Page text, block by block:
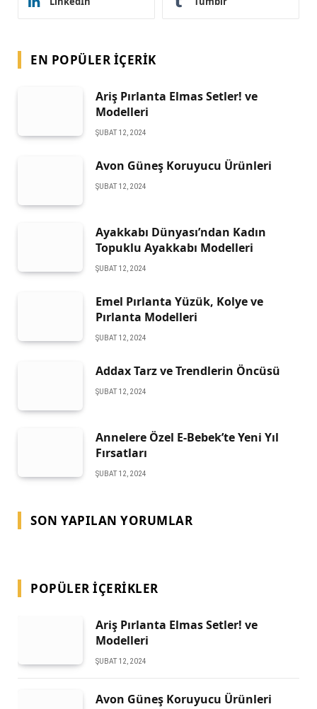
EN POPÜLER İÇERIK
Ariş Pırlanta Elmas Setler! ve
Modelleri
ŞUBAT 12, 2024
Avon Güneş Koruyucu Ürünleri
ŞUBAT 12, 2024
Ayakkabı Dünyası’ndan Kadın
Topuklu Ayakkabı Modelleri
ŞUBAT 12, 2024
Emel Pırlanta Yüzük, Kolye ve
Pırlanta Modelleri
ŞUBAT 12, 2024
Addax Tarz ve Trendlerin Öncüsü
ŞUBAT 12, 2024
Annelere Özel E-Bebek’te Yeni Yıl
Fırsatları
ŞUBAT 12, 2024
SON YAPILAN YORUMLAR
POPÜLER İÇERIKLER
Ariş Pırlanta Elmas Setler! ve
Modelleri
ŞUBAT 12, 2024
Avon Güneş Koruyucu Ürünleri